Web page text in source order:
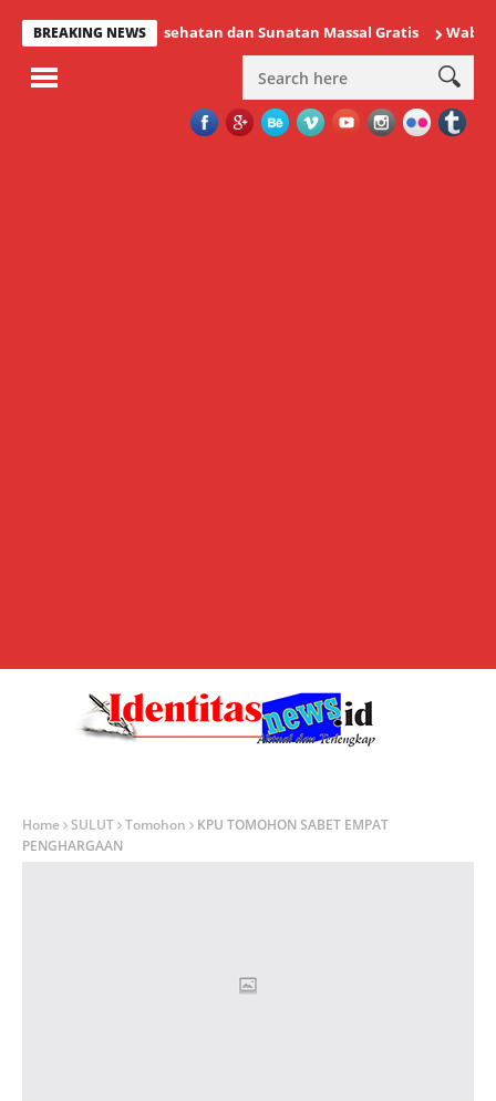
BREAKING NEWSKesehatan dan Sunatan Massal Gratis Wabup
Home SULUT Tomohon
KPU TOMOHON SABET EMPAT
PENGHARGAAN